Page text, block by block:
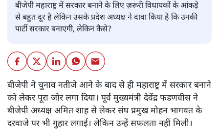
बीजेपी महाराष्ट्र में सरकार बनाने के लिए ज़रूरी विधायकों के आंकड़े
से बहुत दूर है लेकिन उसके प्रदेश अध्यक्ष ने दावा किया है कि उनकी
पार्टी सरकार बनाएगी, लेकिन कैसे?
बीजेपी ने चुनाव नतीजे आने के बाद से ही महाराष्ट्र में सरकार बनाने
को लेकर पूरा जोर लगा दिया। पूर्व मुख्यमंत्री देवेंद्र फडणवीस ने
बीजेपी अध्यक्ष अमित शाह से लेकर संघ प्रमुख मोहन भागवत के
दरवाजे पर भी गुहार लगाई। लेकिन उन्हें सफलता नहीं मिली।